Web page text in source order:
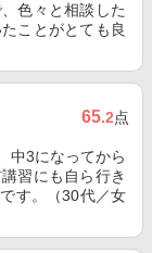
色々と相談した
ことがとても良
65.2点
中3になってから
習にも自ら行き
す。（30代／女